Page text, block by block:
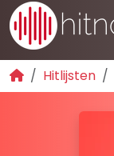
Hitlijsten